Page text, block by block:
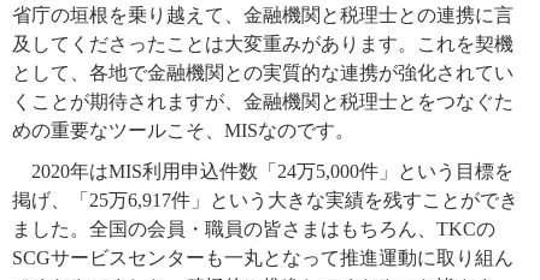
省庁の垣根を乗り越えて、金融機関と税理士との連携に言
及してくださったことは大変重みがあります。これを契機
として、各地で金融機関との実質的な連携が強化されてい
くことが期待されますが、金融機関と税理士とをつなぐた
めの重要なツールこそ、MISなのです。
2020年はMIS利用申込件数「24万5,000件」という目標を
掲げ、「25万6,917件」という大きな実績を残すことができ
ました。全国の会員・職員の皆さまはもちろん、TKCの
SCGサービスセンターも一丸となって推進運動に取り組ん